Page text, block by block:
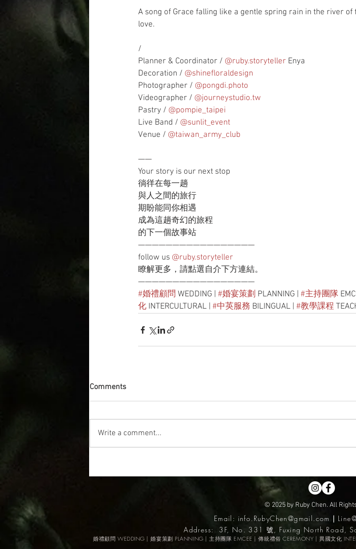
A song of Grace falling like a gentle spring rain in the river
love.
/
Planner & Coordinator / @ruby.storyteller Enya
Decoration / @shinefloraldesign
Photographer / @pongdi.photo
Videographer / @journeystudio.tw
Pastry / @pompie_taipei
Live Band / @sunlit_event
Venue / @taiwan_army_club
——
Your story is our next stop
徜徉在每一趟
與人之間的旅行
期盼能同你相遇
成為這趟奇幻的旅程
的下一個故事站
—————————————————
follow us @ruby.storyteller
瞭解更多，請點選自介下方連結。
—————————————————
#婚禮顧問 WEDDING | #婚宴策劃 PLANNING | #主持團隊
化 INTERCULTURAL | #中英服務 BILINGUAL | #教學課程
Comments
Write a comment...
© 2025 by Ruby Chen. All
Email: info.RubyChen@gmail.com |
Address: 3F, No. 331 號, Fuxing North Road,
婚禮顧問 WEDDING | 婚宴策劃 PLANNING | 主持團隊 EMCEE | 傳統禮俗 CEREMONY | 異國文化